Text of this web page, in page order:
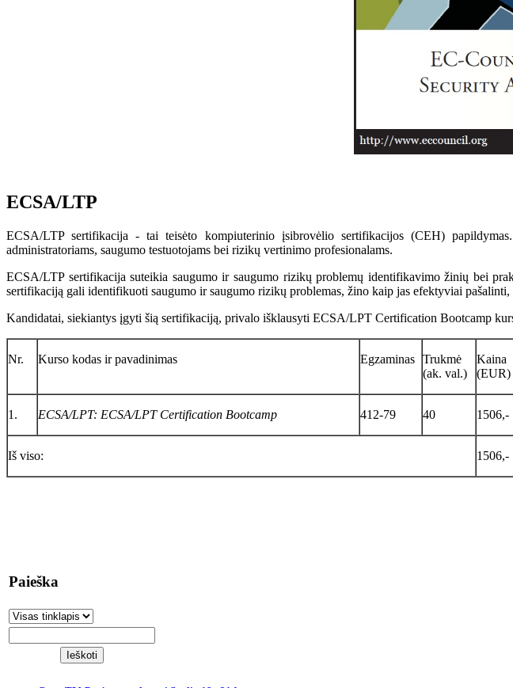
ECSA/LTP
ECSA/LTP sertifikacija - tai teisėto kompiuterinio įsibrovėlio sertifikacijos (CEH)
administratoriams, saugumo testuotojams bei rizikų vertinimo profesionalams.
ECSA/LTP sertifikacija suteikia saugumo ir saugumo rizikų problemų identifikavimo žinių bei
sertifikaciją gali identifikuoti saugumo ir saugumo rizikų problemas, žino kaip jas efektyviai
Kandidatai, siekiantys įgyti šią sertifikaciją, privalo išklausyti ECSA/LPT Certification Bootcamp
Nr. Kurso kodas ir pavadinimas Egzaminas Trukmė
(ak. val.)
Kaina
(EUR)
1. ECSA/LPT: ECSA/LPT Certification Bootcamp 412-79 40 1506,-
Iš viso: 1506,-
Paieška